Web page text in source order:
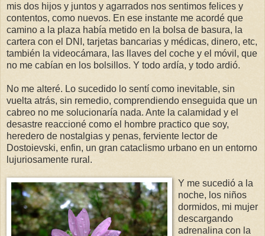
mis dos hijos y juntos y agarrados nos sentimos felices y
contentos, como nuevos. En ese instante me acordé que
camino a la plaza había metido en la bolsa de basura, la
cartera con el DNI, tarjetas bancarias y médicas, dinero, etc,
también la videocámara, las llaves del coche y el móvil, que
no me cabían en los bolsillos. Y todo ardía, y todo ardió.
No me alteré. Lo sucedido lo sentí como inevitable, sin
vuelta atrás, sin remedio, comprendiendo enseguida que un
cabreo no me solucionaría nada. Ante la calamidad y el
desastre reaccioné como el hombre practico que soy,
heredero de nostalgias y penas, ferviente lector de
Dostoievski, enfin, un gran cataclismo urbano en un entorno
lujuriosamente rural.
Y me sucedió a la
noche, los niños
dormidos, mi mujer
descargando
adrenalina con la